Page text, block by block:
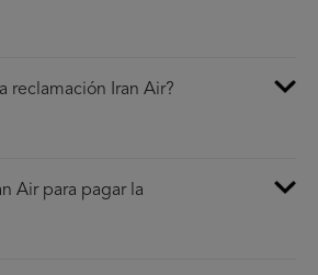
reclamación Iran Air?
Air para pagar la